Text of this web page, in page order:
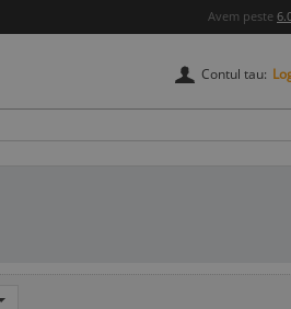
Avem peste
Contul tau: